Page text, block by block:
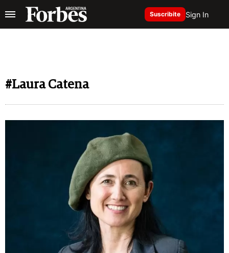
Suscribite Sign In
#Laura Catena